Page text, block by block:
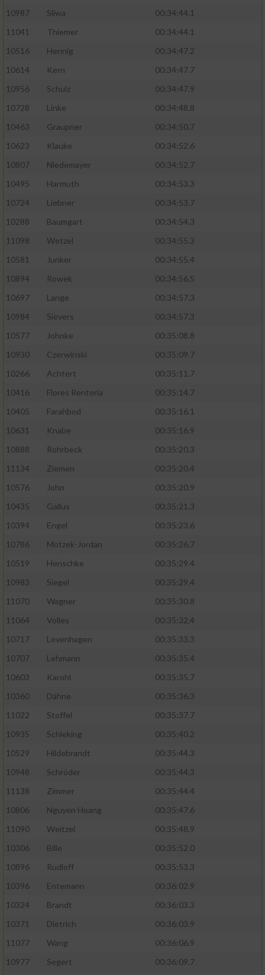
10987 Sliwa
00:34:44.1
11041
Thiemer
00:34:44.1
10516
Hennig
00:34:47.2
10614
Kern
00:34:47.7
10956
Schulz
00:34:47.9
10728
Linke
00:34:48.8
10463
Graupner
00:34:50.7
10623
Klauke
00:34:52.6
10807
Niedemayer
00:34:52.7
10495
Harmuth
00:34:53.3
10724
Liebner
00:34:53.7
10288
Baumgart
00:34:54.3
11098
Wetzel
00:34:55.3
10581
Junker
00:34:55.4
10894
Rowek
00:34:56.5
10697
Lange
00:34:57.3
10984
Sievers
00:34:57.3
10577
Johnke
00:35:08.8
10930
Czerwinski
00:35:09.7
10266
Achtert
00:35:11.7
10416
Flores Renteria
00:35:14.7
10405
Farahbod
00:35:16.1
10631
Knabe
00:35:16.9
10888
Rohrbeck
00:35:20.3
11134
Ziemen
00:35:20.4
10576
John
00:35:20.9
10435
Gallus
00:35:21.3
10394
Engel
00:35:23.6
10786
Motzek-Jordan
00:35:26.7
10519
Henschke
00:35:29.4
10983
Siegel
00:35:29.4
11070
Wagner
00:35:30.8
11064
Volles
00:35:32.4
10717
Levenhagen
00:35:33.3
10707
Lehmann
00:35:35.4
10603
Karohl
00:35:35.7
10360
Dähne
00:35:36.3
11022
Stoffel
00:35:37.7
10935
Schleking
00:35:40.2
10529
Hildebrandt
00:35:44.3
10948
Schröder
00:35:44.3
11138
Zimmer
00:35:44.4
10806
Nguyen Hoang
00:35:47.6
11090
Weitzel
00:35:48.9
10306
Bille
00:35:52.0
10896
Rudloff
00:35:53.3
10396
Entemann
00:36:02.9
10324
Brandt
00:36:03.3
10371
Dietrich
00:36:03.9
11077
Wang
00:36:06.9
10977
Segert
00:36:09.7